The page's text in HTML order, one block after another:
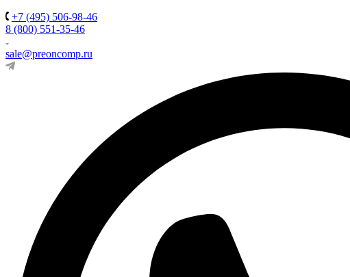
+7 (495) 506-98-46
8 (800) 551-35-46
sale@preoncomp.ru